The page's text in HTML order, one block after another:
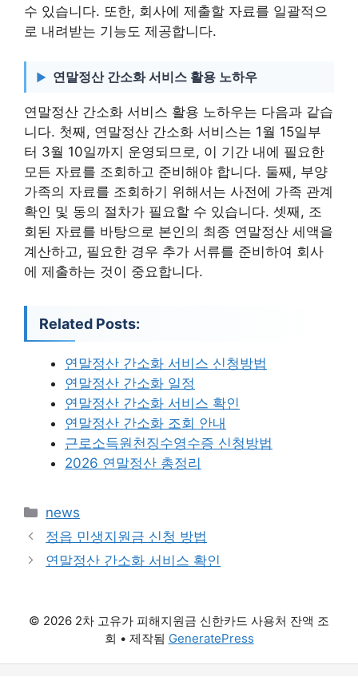
수 있습니다. 또한, 회사에 제출할 자료를 일괄적으
로 내려받는 기능도 제공합니다.
연말정산 간소화 서비스 활용 노하우
연말정산 간소화 서비스 활용 노하우는 다음과 같습
니다. 첫째, 연말정산 간소화 서비스는 1월 15일부
터 3월 10일까지 운영되므로, 이 기간 내에 필요한
모든 자료를 조회하고 준비해야 합니다. 둘째, 부양
가족의 자료를 조회하기 위해서는 사전에 가족 관계
확인 및 동의 절차가 필요할 수 있습니다. 셋째, 조
회된 자료를 바탕으로 본인의 최종 연말정산 세액을
계산하고, 필요한 경우 추가 서류를 준비하여 회사
에 제출하는 것이 중요합니다.
Related Posts:
연말정산 간소화 서비스 신청방법
연말정산 간소화 일정
연말정산 간소화 서비스 확인
연말정산 간소화 조회 안내
근로소득원천징수영수증 신청방법
2026 연말정산 총정리
카
테
리
news
정읍 민생지원금 신청 방법
연말정산 간소화 서비스 확인
© 2026 2차 고유가 피해지원금 신한카드 사용처 잔액 조
회 • 제작됨 GeneratePress